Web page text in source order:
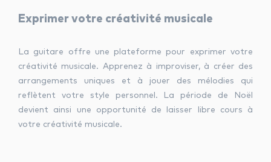
Exprimer votre créativité musicale
La guitare offre une plateforme pour exprimer votre
créativité musicale. Apprenez à improviser, à créer des
arrangements uniques et à jouer des mélodies qui
reflètent votre style personnel. La période de Noël
devient ainsi une opportunité de laisser libre cours à
votre créativité musicale.